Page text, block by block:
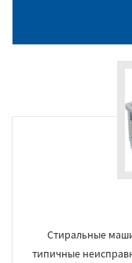
Стиральные
типичные